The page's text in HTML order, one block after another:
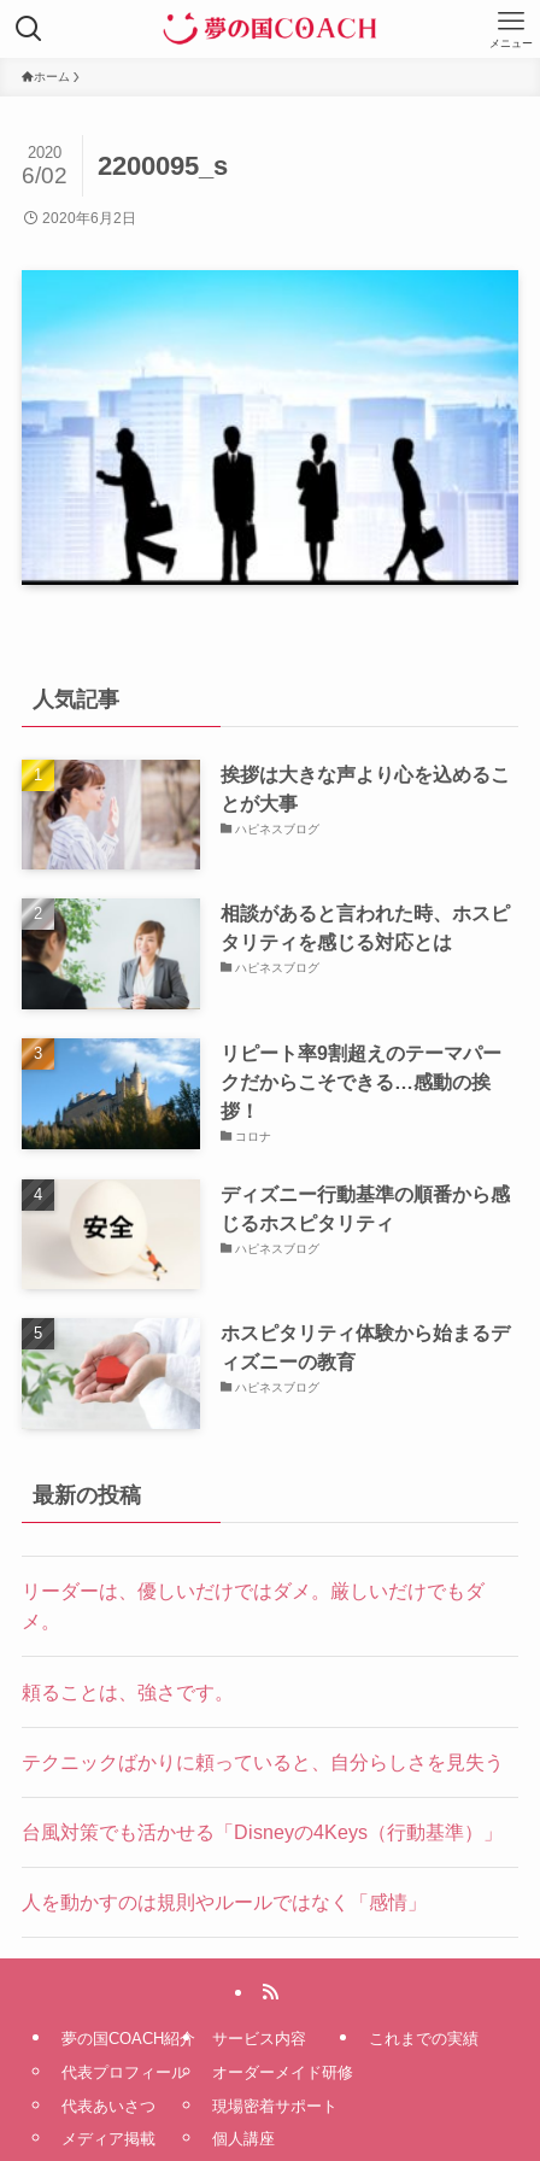
メニュー
ホーム
2200095_s
2020
6/02
2020年6月2日
人気記事
挨拶は大きな声より心を込めるこ
とが大事
ハピネスブログ
相談があると言われた時、ホスピ
タリティを感じる対応とは
ハピネスブログ
リピート率9割超えのテーマパー
クだからこそできる…感動の挨
拶！
コロナ
ディズニー行動基準の順番から感
じるホスピタリティ
ハピネスブログ
ホスピタリティ体験から始まるデ
ィズニーの教育
ハピネスブログ
最新の投稿
リーダーは、優しいだけではダメ。厳しいだけでもダ
メ。
頼ることは、強さです。
テクニックばかりに頼っていると、自分らしさを見失う
台風対策でも活かせる「Disneyの4Keys（行動基準）」
人を動かすのは規則やルールではなく「感情」
夢の国COACH紹介
代表プロフィール
代表あいさつ
メディア掲載
サービス内容
オーダーメイド研修
現場密着サポート
個人講座
これまでの実績